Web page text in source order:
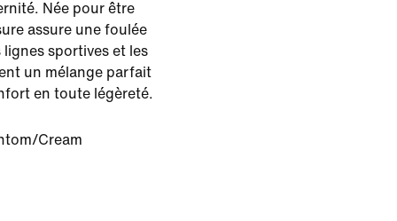
Née pour être
assure une foulée
sportives et les
un mélange parfait
en toute légèreté.
Cream